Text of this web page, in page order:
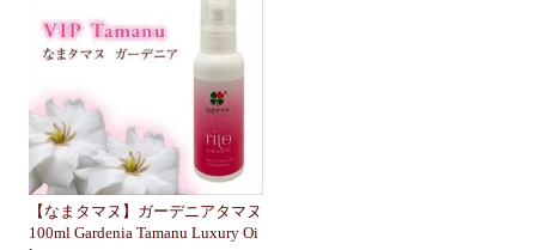
【なまタマヌ】ガーデニアタマヌ
100ml Gardenia Tamanu Luxury Oi